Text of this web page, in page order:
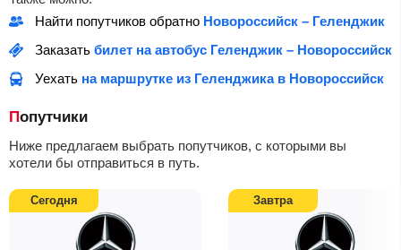
Найти попутчиков обратно Новороссийск – Геленджик
Заказать билет на автобус Геленджик – Новороссийск
Уехать на маршрутке из Геленджика в Новороссийск
Попутчики
Ниже предлагаем выбрать попутчиков, с которыми вы
хотели бы отправиться в путь.
Сегодня Завтра